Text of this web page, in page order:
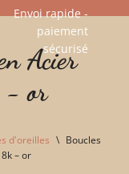
Envoi rapide -
paiement
sécurisé​
Acier
- or
d'oreilles \ Boucles
– or